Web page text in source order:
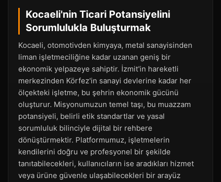
Kocaeli'nin Ticari Potansiyelini
Sorumlulukla Buluşturmak
Kocaeli, otomotivden kimyaya, metal sanayisinden
liman işletmeciliğine kadar uzanan geniş bir
ekonomik yelpazeye sahiptir. İzmit'in hareketli
merkezinden Körfez'in sanayi devlerine kadar her
ölçekteki işletme, bu şehrin ekonomik gücünü
oluşturur. Misyonumuzun temel taşı, bu muazzam
potansiyeli, belirli etik standartlar ve yasal
sorumluluk bilinciyle dijital bir rehbere
dönüştürmektir. Platformumuz, işletmelerin
kendilerini doğru ve profesyonel bir şekilde
tanıtabilecekleri, kullanıcıların ise aradıkları hizmet
veya ürüne güvenle ulaşabilecekleri bir arayüz